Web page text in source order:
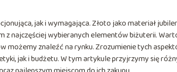
jak i wymagająca. Złoto jako materiał
z najczęściej wybieranych elementów biżuterii.
możemy znaleźć na rynku. Zrozumienie tych
jak i budżetu. W tym artykule przyjrzymy się